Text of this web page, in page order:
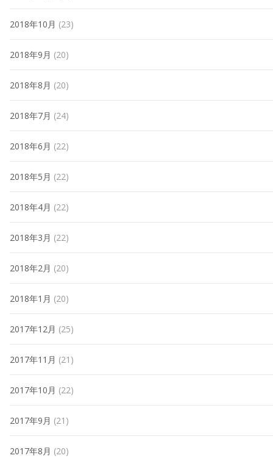
2018年10月 (23)
2018年9月 (20)
2018年8月 (20)
2018年7月 (24)
2018年6月 (22)
2018年5月 (22)
2018年4月 (22)
2018年3月 (22)
2018年2月 (20)
2018年1月 (20)
2017年12月 (25)
2017年11月 (21)
2017年10月 (22)
2017年9月 (21)
2017年8月 (20)